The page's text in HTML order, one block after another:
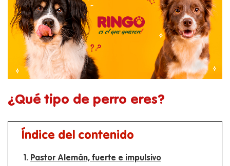
¿Qué tipo de perro eres?
Índice del contenido
Pastor Alemán, fuerte e impulsivo